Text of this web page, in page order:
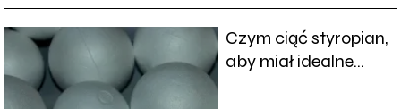
Czym ciąć styropian,
aby miał idealne